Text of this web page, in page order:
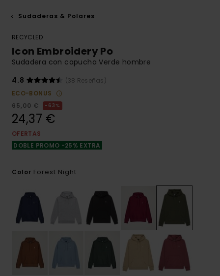
Sudaderas & Polares
RECYCLED
Icon Embroidery Po
Sudadera con capucha Verde hombre
4.8
(38 Reseñas)
ECO-BONUS
65,00 €
63%
24,37 €
OFERTAS
DOBLE PROMO -25% EXTRA
Color Forest Night